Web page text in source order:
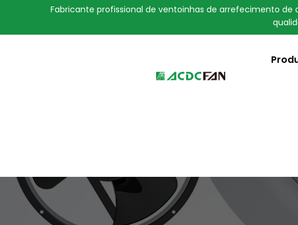
We've detected you might be
language. Do you want to change to:
Fabricante profissional de ventoinhas de arrefecimento de